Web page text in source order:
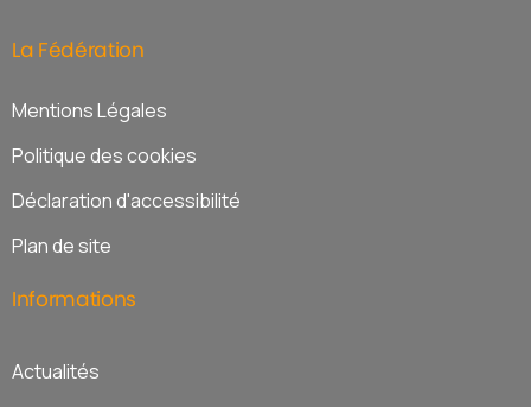
La Fédération
Mentions Légales
Politique des cookies
Déclaration d'accessibilité
Plan de site
Informations
Actualités